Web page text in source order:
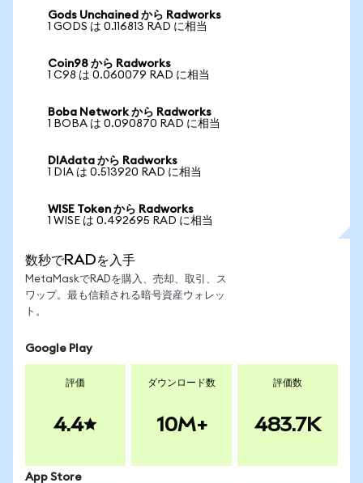
Gods Unchained から Radworks
1 GODS は 0.116813 RAD に相当
Coin98 から Radworks
1 C98 は 0.060079 RAD に相当
Boba Network から Radworks
1 BOBA は 0.090870 RAD に相当
DIAdata から Radworks
1 DIA は 0.513920 RAD に相当
WISE Token から Radworks
1 WISE は 0.492695 RAD に相当
数秒でRADを入手
MetaMaskでRADを購入、売却、取引、ス
ワップ。最も信頼される暗号資産ウォレッ
ト。
Google Play
評価
4.4
ダウンロード数
10M+
評価数
483.7K
App Store